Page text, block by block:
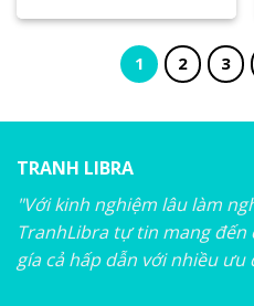
1 2 3
TRANH LIBRA
"Với kinh nghiệm lâu làm
TranhLibra tự tin mang
gía cả hấp dẫn với nhiều ưu